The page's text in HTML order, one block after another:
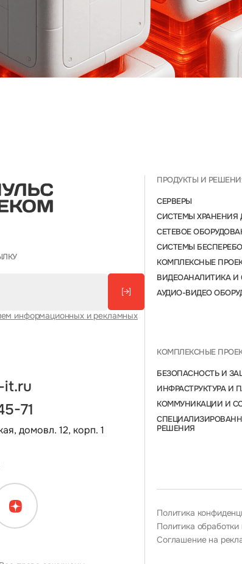
[→]
информационных и рекламных
it.ru
71
домовл. 12, корп. 1
ПРОДУКТЫ И
СЕРВЕРЫ
СИСТЕМЫ ХРАНЕНИЯ
СЕТЕВОЕ
СИСТЕМЫ
КОМПЛЕКСНЫЕ
ВИДЕОАНАЛИТИКА И
АУДИО-ВИДЕО
КОМПЛЕКСНЫЕ
БЕЗОПАСНОСТЬ И
ИНФРАСТРУКТУРА И
КОММУНИКАЦИИ И
РЕШЕНИЯ
Политика
Политика
Соглашение на